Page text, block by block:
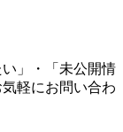
」・「未公開情
軽にお問い合わ